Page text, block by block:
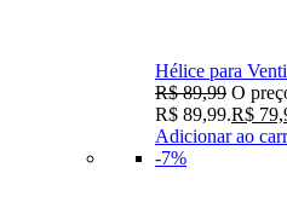
Hélice para
R$89,99 O
R$ 89,99.R$
Adicionar ao
-7%